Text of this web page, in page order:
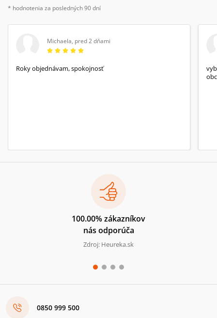
* hodnotenia za posledných 90 dní
Michaela, pred 2 dňami
Roky objednávam, spokojnosť
100.00% zákazníkov
nás odporúča
Zdroj: Heureka.sk
0850 999 500